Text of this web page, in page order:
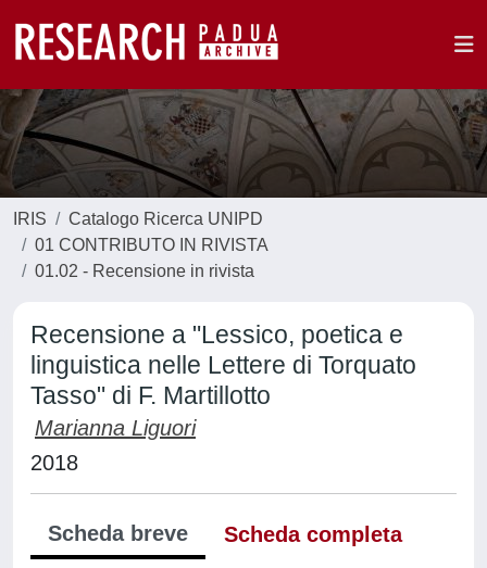
IRIS
Catalogo Ricerca UNIPD
01 CONTRIBUTO IN RIVISTA
01.02 - Recensione in rivista
Recensione a "Lessico, poetica e
linguistica nelle Lettere di Torquato
Tasso" di F. Martillotto
Marianna Liguori
2018
Scheda breve
Scheda completa